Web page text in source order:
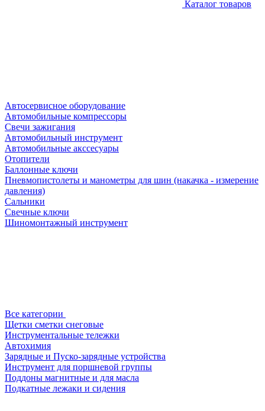
Каталог товаров
Автосервисное оборудование
Автомобильные компрессоры
Свечи зажигания
Автомобильный инструмент
Автомобильные акссесуары
Отопители
Баллонные ключи
Пневмопистолеты и манометры для шин (накачка - измерение
давления)
Сальники
Свечные ключи
Шиномонтажный инструмент
Все категории
Щетки сметки снеговые
Инструментальные тележки
Автохимия
Зарядные и Пуско-зарядные устройства
Инструмент для поршневой группы
Поддоны магнитные и для масла
Подкатные лежаки и сидения